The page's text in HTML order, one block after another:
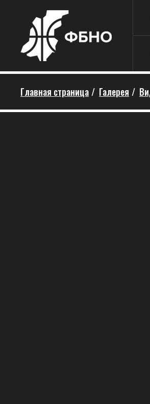
Главная страница / Галерея /